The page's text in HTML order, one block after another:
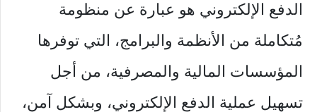
الدفع الإلكتروني هو عبارة عن منظومة
مُتكاملة من الأنظمة والبرامج، التي توفرها
المؤسسات المالية والمصرفية، من أجل
تسهيل عملية الدفع الإلكتروني، وبشكل آمن،